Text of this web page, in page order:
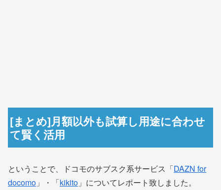
[まとめ]月額以外も試算し用途に合わせ
て賢く活用
ということで、ドコモのサブスク系サービス「DAZN for
docomo 」・「kikito 」についてレポート致しました。